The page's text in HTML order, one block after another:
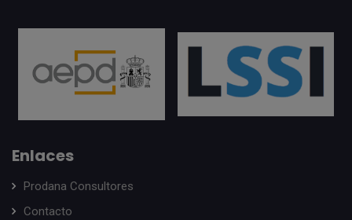
Enlaces
Prodana Consultores
Contacto